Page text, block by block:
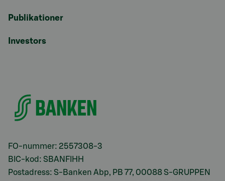
Publikationer
Investors
FO-nummer: 2557308-3
BIC-kod: SBANFIHH
Postadress: S-Banken Abp, PB 77, 00088 S-GRUPPEN